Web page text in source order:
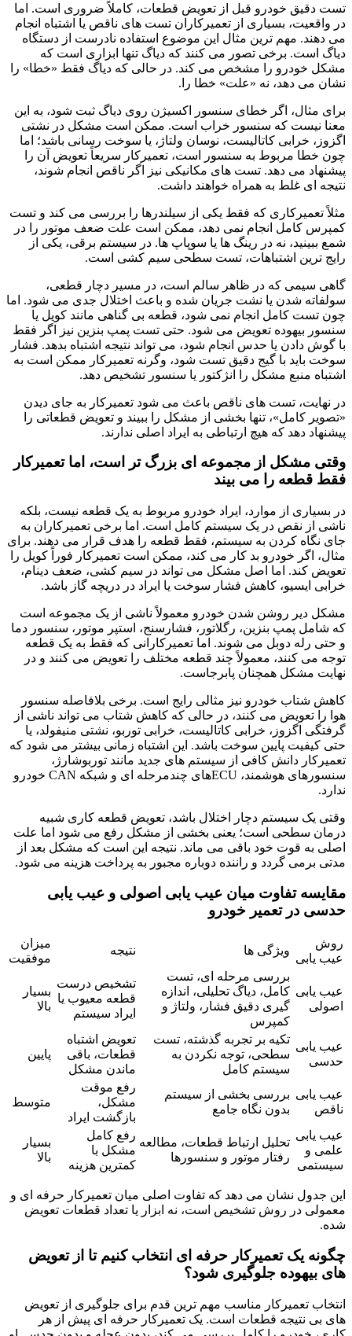
تست دقیق خودرو قبل از تعویض قطعات، کاملاً ضروری است. اما
در واقعیت، بسیاری از تعمیرکاران تست های ناقص یا اشتباه انجام
می دهند. مهم ترین مثال این موضوع استفاده نادرست از دستگاه
دیاگ است. برخی تصور می کنند که دیاگ تنها ابزاری است که
مشکل خودرو را مشخص می کند. در حالی که دیاگ فقط «خطا» را
نشان می دهد، نه «علت» خطا را.
برای مثال، اگر خطای سنسور اکسیژن روی دیاگ ثبت شود، به این
معنا نیست که سنسور خراب است. ممکن است مشکل در نشتی
اگزوز، خرابی کاتالیست، نوسان ولتاژ، یا سوخت رسانی باشد؛ اما
چون خطا مربوط به سنسور است، تعمیرکار سریعاً تعویض آن را
پیشنهاد می دهد. تست های مکانیکی نیز اگر ناقص انجام شوند،
نتیجه ای غلط به همراه خواهند داشت.
مثلاً تعمیرکاری که فقط یکی از سیلندرها را بررسی می کند و تست
کمپرس کامل انجام نمی دهد، ممکن است علت ضعف موتور را در
شمع ببینید، نه در رینگ ها یا سوپاپ ها. در سیستم برقی، یکی از
رایج ترین اشتباهات، تست سطحی سیم کشی است.
گاهی سیمی که در ظاهر سالم است، در مسیر دچار قطعی،
سولفاته شدن یا نشت جریان شده و باعث اختلال جدی می شود. اما
چون تست کامل انجام نمی شود، قطعه بی گناهی مانند کویل یا
سنسور بیهوده تعویض می شود. حتی تست پمپ بنزین نیز اگر فقط
با گوش دادن یا حدس انجام شود، می تواند نتیجه اشتباه بدهد. فشار
سوخت باید با گیج دقیق تست شود، وگرنه تعمیرکار ممکن است به
اشتباه منبع مشکل را انژکتور یا سنسور تشخیص دهد.
در نهایت، تست های ناقص باعث می شود تعمیرکار به جای دیدن
«تصویر کامل»، تنها بخشی از مشکل را ببیند و تعویض قطعاتی را
پیشنهاد دهد که هیچ ارتباطی به ایراد اصلی ندارند.
وقتی مشکل از مجموعه ای بزرگ تر است، اما تعمیرکار
فقط قطعه را می بیند
در بسیاری از موارد، ایراد خودرو مربوط به یک قطعه نیست، بلکه
ناشی از نقص در یک سیستم کامل است. اما برخی تعمیرکاران به
جای نگاه کردن به سیستم، فقط قطعه را هدف قرار می دهند. برای
مثال، اگر خودرو بد کار می کند، ممکن است تعمیرکار فوراً کویل را
تعویض کند. اما اصل مشکل می تواند در سیم کشی، ضعف دینام،
خرابی ایسیو، کاهش فشار سوخت یا ایراد در دریچه گاز باشد.
مشکل دیر روشن شدن خودرو معمولاً ناشی از یک مجموعه است
که شامل پمپ بنزین، رگلاتور، فشارسنج، استپر موتور، سنسور دما
و حتی رله دوبل می شوند. اما تعمیرکارانی که فقط به یک قطعه
توجه می کنند، معمولاً چند قطعه مختلف را تعویض می کنند و در
نهایت مشکل همچنان پابرجاست.
کاهش شتاب خودرو نیز مثالی رایج است. برخی بلافاصله سنسور
هوا را تعویض می کنند، در حالی که کاهش شتاب می تواند ناشی از
گرفتگی اگزوز، خرابی کاتالیست، خرابی توربو، نشتی منیفولد، یا
حتی کیفیت پایین سوخت باشد. این اشتباه زمانی بیشتر می شود که
تعمیرکار دانش کافی از سیستم های جدید مانند توربوشارژ،
سنسورهای هوشمند، ECUهای چندمرحله ای و شبکه CAN خودرو
ندارد.
وقتی یک سیستم دچار اختلال باشد، تعویض قطعه کاری شبیه
درمان سطحی است؛ یعنی بخشی از مشکل رفع می شود اما علت
اصلی به قوت خود باقی می ماند. نتیجه این است که مشکل بعد از
مدتی برمی گردد و راننده دوباره مجبور به پرداخت هزینه می شود.
مقایسه تفاوت میان عیب یابی اصولی و عیب یابی
حدسی در تعمیر خودرو
روش
عیب یابی
ویژگی ها نتیجه
میزان
موفقیت
عیب یابی
اصولی
بررسی مرحله ای، تست
کامل، دیاگ تحلیلی، اندازه
گیری دقیق فشار، ولتاژ و
کمپرس
تشخیص درست
قطعه معیوب یا
ایراد سیستم
بسیار
بالا
عیب یابی
حدسی
تکیه بر تجربه گذشته، تست
سطحی، توجه نکردن به
سیستم کامل
تعویض اشتباه
قطعات، باقی
ماندن مشکل
پایین
عیب یابی
ناقص
بررسی بخشی از سیستم
بدون نگاه جامع
رفع موقت
مشکل،
بازگشت ایراد
متوسط
عیب یابی
علمی و
سیستمی
تحلیل ارتباط قطعات، مطالعه
رفتار موتور و سنسورها
رفع کامل
مشکل با
کمترین هزینه
بسیار
بالا
این جدول نشان می دهد که تفاوت اصلی میان تعمیرکار حرفه ای و
معمولی در روش تشخیص است، نه ابزار یا تعداد قطعات تعویض
شده.
چگونه یک تعمیرکار حرفه ای انتخاب کنیم تا از تعویض
های بیهوده جلوگیری شود؟
انتخاب تعمیرکار مناسب مهم ترین قدم برای جلوگیری از تعویض
های بی نتیجه قطعات است. یک تعمیرکار حرفه ای پیش از هر